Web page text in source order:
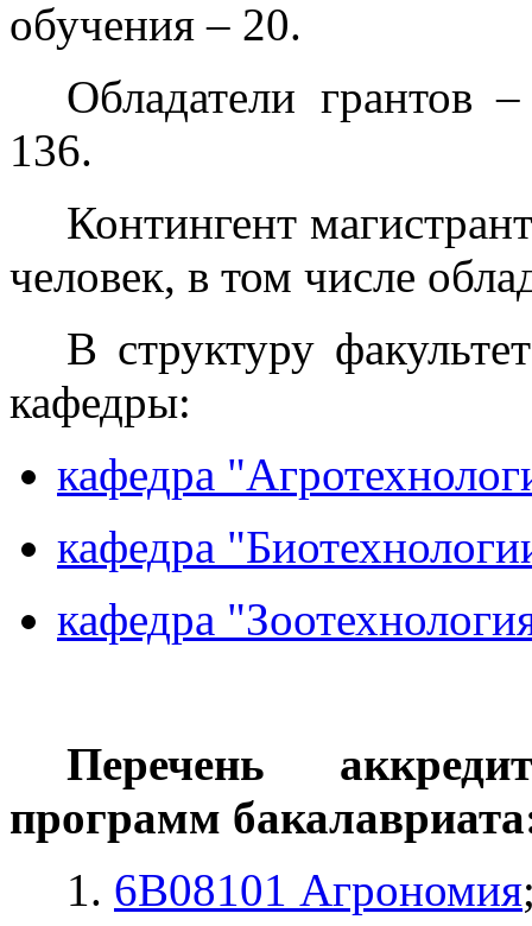
обучения – 20.
Обладатели грантов
136.
Контингент
человек, в том числе
В структуру
кафедры:
кафедра
кафедра
кафедра
Перечень
программ
1. 6В08101 Агрономия